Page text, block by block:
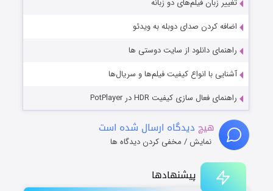
پیشنهادها
تغییر زبان فیلم‌های دو زبانه
اضافه کردن صدای دوبله به ویدئو
راهنمای دانلود از سایت دوستی ها
آشنایی با انواع کیفیت فیلم‌ها و سریال‌ها
راهنمای فعال سازی کیفیت HDR در PotPlayer
هیچ دیدگاه ارسال شده است
نمایش / مخفی کردن دیدگاه ها